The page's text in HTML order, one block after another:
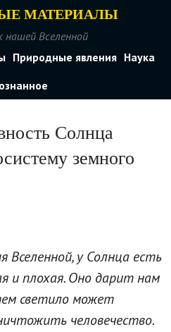
МАТЕРИАЛЫ
нашей Вселенной
Природные явления Наука
Солнца
земного
Вселенной, у Солнца есть
и плохая. Оно дарит нам
светило может
человечество.